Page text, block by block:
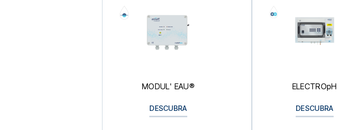
MODUL' EAU®
DESCUBRA
ELECTROpH
DESCUBRA